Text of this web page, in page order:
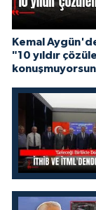
Kemal
"10 yıldır